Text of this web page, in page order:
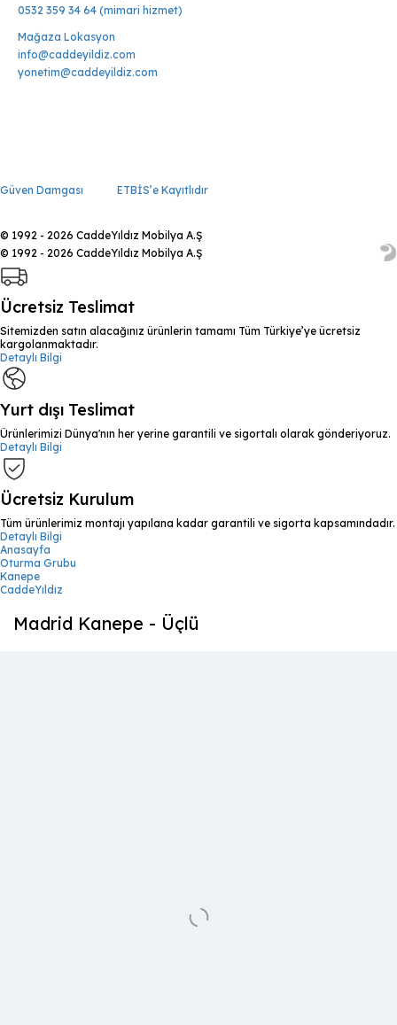
0532 359 34 64 (mimari hizmet)
Mağaza Lokasyon
info@caddeyildiz.com
yonetim@caddeyildiz.com
Güven Damgası ETBİS’e Kayıtlıdır
© 1992 - 2026 CaddeYıldız Mobilya A.Ş
© 1992 - 2026 CaddeYıldız Mobilya A.Ş
Ücretsiz Teslimat
Sitemizden satın alacağınız ürünlerin tamamı Tüm Türkiye’ye ücretsiz
kargolanmaktadır.
Detaylı Bilgi
Yurt dışı Teslimat
Ürünlerimizi Dünya'nın her yerine garantili ve sigortalı olarak gönderiyoruz.
Detaylı Bilgi
Ücretsiz Kurulum
Tüm ürünlerimiz montajı yapılana kadar garantili ve sigorta kapsamındadır.
Detaylı Bilgi
Anasayfa
Oturma Grubu
Kanepe
CaddeYıldız
Madrid Kanepe - Üçlü